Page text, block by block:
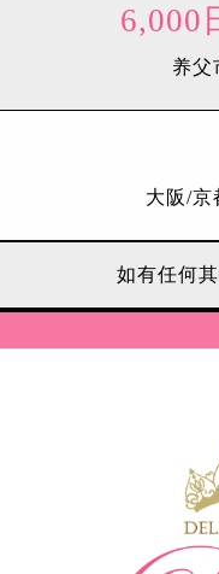
6,000
养父
大阪/京
如有任何